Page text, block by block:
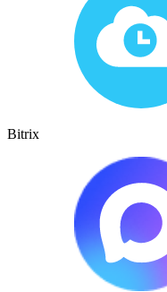
Bitrix